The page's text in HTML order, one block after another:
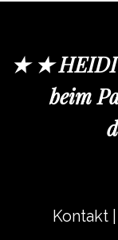
★ ★
beim
Kontakt